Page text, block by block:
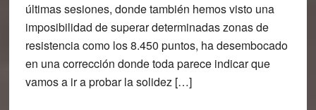
últimas sesiones, donde también hemos visto una
imposibilidad de superar determinadas zonas de
resistencia como los 8.450 puntos, ha desembocado
en una corrección donde toda parece indicar que
vamos a ir a probar la solidez […]